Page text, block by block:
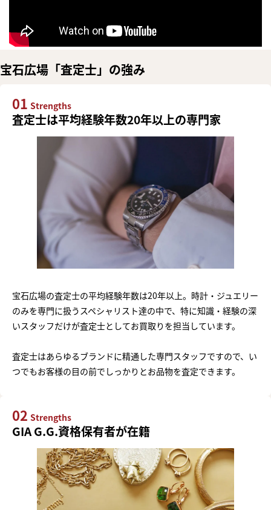
宝石広場「査定士」の強み
01 Strengths
査定士は平均経験年数20年以上の専門家
宝石広場の査定士の平均経験年数は20年以上。時計・ジュエリー
のみを専門に扱うスペシャリスト達の中で、特に知識・経験の深
いスタッフだけが査定士としてお買取りを担当しています。
査定士はあらゆるブランドに精通した専門スタッフですので、い
つでもお客様の目の前でしっかりとお品物を査定できます。
02 Strengths
GIA G.G.資格保有者が在籍